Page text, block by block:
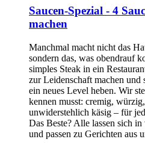
Saucen-Spezial - 4
machen
Manchmal macht nicht das
sondern das, was obendrauf
simples Steak in ein
zur Leidenschaft machen
ein neues Level heben. Wir
kennen musst: cremig,
unwiderstehlich käsig – für
Das Beste? Alle lassen sich
und passen zu Gerichten aus